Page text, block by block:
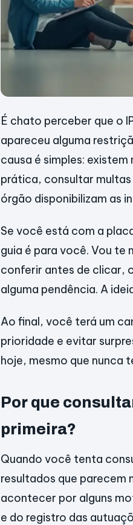
É chato perceber que o
apareceu alguma
causa é simples:
prática, consultar
órgão disponibilizam as
Se você está com a
guia é para você. Vou te
conferir antes de clicar,
alguma pendência. A
Ao final, você terá um
prioridade e evitar
hoje, mesmo que nunca
Por que
primeira?
Quando você tenta
resultados que parecem
acontecer por alguns
e do registro das